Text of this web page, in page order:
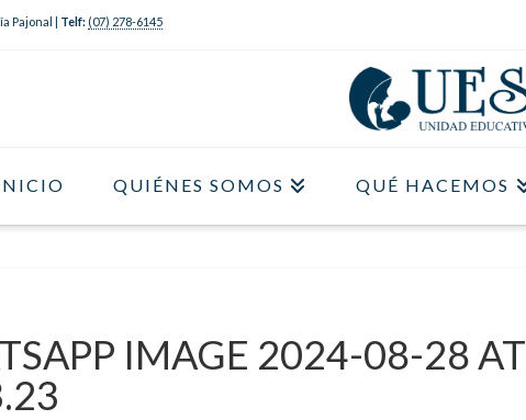
Pajonal | Telf: (07) 278-6145
QUIÉNES SOMOS QUÉ HACEMOS
IMAGE 2024-08-28 AT